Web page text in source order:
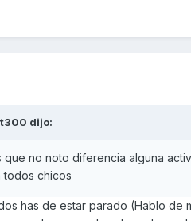
dijo:
no noto diferencia alguna
todos chicos
has de estar parado (Hablo de